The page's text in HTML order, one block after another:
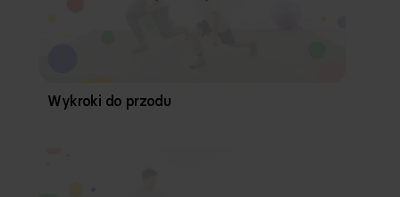
Wykroki do przodu